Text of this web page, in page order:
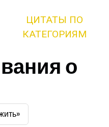
ЦИТАТЫ ПО
КАТЕГОРИЯМ
о